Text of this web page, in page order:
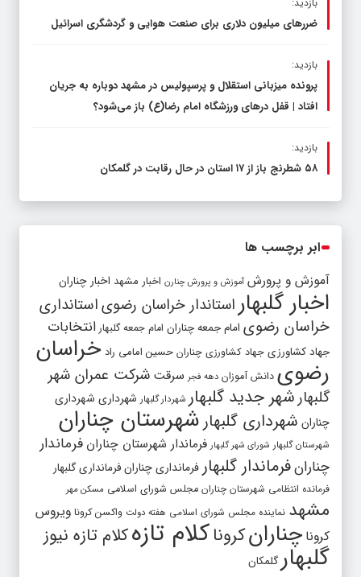
ضررهای میلیون دلاری برای صنعت هوایی و گردشگری اسرائیل
بازدید:
پرونده میزبانی استقلال و پرسپولیس در مشهد دوباره به جریان
افتاد | قفل در‌های ورزشگاه امام رضا(ع) باز می‌شود؟
بازدید:
۵۸ شطرنج‌ باز از ۱۷ استان در حال رقابت در گلمکان
ابر برچسب ها
آموزش و پرورش آموزش و پرورش چنارن اخبار مشهد اخبار چناران
اخبار گلبهار استاندار خراسان رضویاستانداری
خراسان رضوی امام جمعه چناران امام جمعه گلبهار انتخابات
جهاد کشاورزی جهاد کشاورزی چناران حسین امامی راد خراسان
رضوی دانش آموزان دهه فجر سرقت شرکت عمران شهر
گلبهار شهر جدید گلبهار شهردار گلبهار شهرداری شهرداری
چناران شهرداری گلبهار شهرستان چناران
شهرستان گلبهار شورای شهر گلبهار فرماندار شهرستان چناران فرماندار
چنارانفرماندار گلبهار فرمانداری چنارانفرمانداری گلبهار
فرمانده انتظامی شهرستان چناران مجلس شورای اسلامی مسکن مهر
مشهد نماینده مجلس شورای اسلامی هفته دولت واکسن کرونا ویروس
کرونا چنارانکروناکلام تازهکلام تازه نیوز
گلبهار گلمکان